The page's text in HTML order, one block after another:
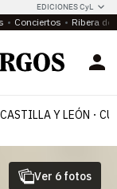
EDICIONES CyL
Conciertos Ribera del
CASTILLA Y LEÓN
Ver 6 fotos